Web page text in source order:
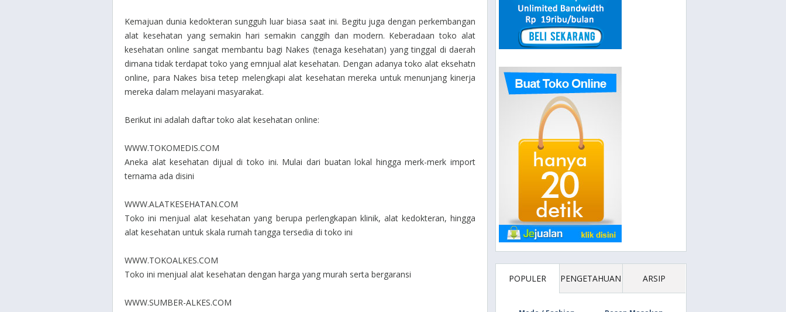
Kemajuan dunia kedokteran sungguh luar biasa saat ini. Begitu juga dengan perkembangan
alat kesehatan yang semakin hari semakin canggih dan modern. Keberadaan toko alat
kesehatan online sangat membantu bagi Nakes (tenaga kesehatan) yang tinggal di daerah
dimana tidak terdapat toko yang emnjual alat kesehatan. Dengan adanya toko alat eksehatn
online, para Nakes bisa tetep melengkapi alat kesehatan mereka untuk menunjang kinerja
mereka dalam melayani masyarakat.
Berikut ini adalah daftar toko alat kesehatan online:
WWW.TOKOMEDIS.COM
Aneka alat kesehatan dijual di toko ini. Mulai dari buatan lokal hingga merk-merk import
ternama ada disini
WWW.ALATKESEHATAN.COM
Toko ini menjual alat kesehatan yang berupa perlengkapan klinik, alat kedokteran, hingga
alat kesehatan untuk skala rumah tangga tersedia di toko ini
WWW.TOKOALKES.COM
Toko ini menjual alat kesehatan dengan harga yang murah serta bergaransi
WWW.SUMBER-ALKES.COM
POPULER PENGETAHUAN ARSIP